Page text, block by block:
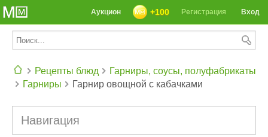
Вход
Регистрация
+100
Аукцион
Рецепты блюд
Гарниры, соусы, полуфабрикаты
Гарниры
Гарнир овощной с кабачками
Навигация